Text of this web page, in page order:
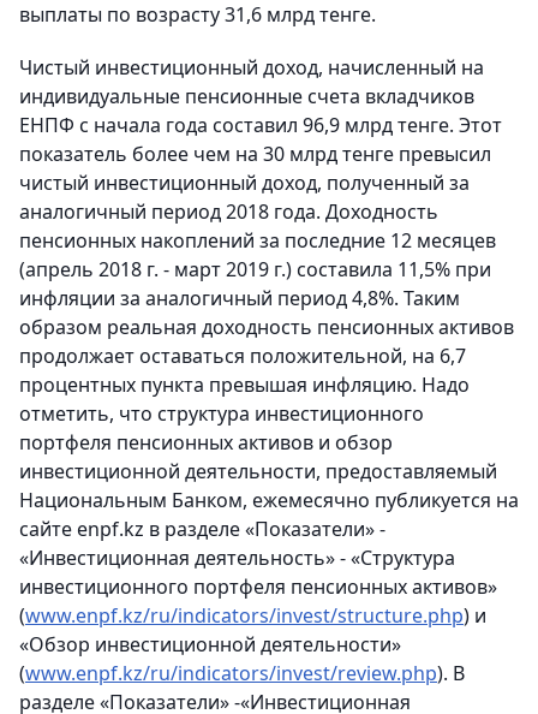
выплаты по возрасту 31,6 млрд тенге.
Чистый инвестиционный доход, начисленный на
индивидуальные пенсионные счета вкладчиков
ЕНПФ с начала года составил 96,9 млрд тенге. Этот
показатель более чем на 30 млрд тенге превысил
чистый инвестиционный доход, полученный за
аналогичный период 2018 года. Доходность
пенсионных накоплений за последние 12 месяцев
(апрель 2018 г. - март 2019 г.) составила 11,5% при
инфляции за аналогичный период 4,8%. Таким
образом реальная доходность пенсионных активов
продолжает оставаться положительной, на 6,7
процентных пункта превышая инфляцию. Надо
отметить, что структура инвестиционного
портфеля пенсионных активов и обзор
инвестиционной деятельности, предоставляемый
Национальным Банком, ежемесячно публикуется на
сайте enpf.kz в разделе «Показатели» -
«Инвестиционная деятельность» - «Структура
инвестиционного портфеля пенсионных активов»
(www.enpf.kz/ru/indicators/invest/structure.php) и
«Обзор инвестиционной деятельности»
(www.enpf.kz/ru/indicators/invest/review.php). В
разделе «Показатели» -«Инвестиционная